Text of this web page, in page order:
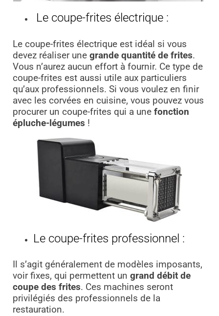
Le coupe-frites électrique :
Le coupe-frites électrique est idéal si vous
devez réaliser une grande quantité de frites.
Vous n’aurez aucun effort à fournir. Ce type de
coupe-frites est aussi utile aux particuliers
qu’aux professionnels. Si vous voulez en finir
avec les corvées en cuisine, vous pouvez vous
procurer un coupe-frites qui a une fonction
épluche-légumes !
Le coupe-frites professionnel :
Il s’agit généralement de modèles imposants,
voir fixes, qui permettent un grand débit de
coupe des frites. Ces machines seront
privilégiés des professionnels de la
restauration.